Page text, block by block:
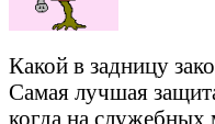
Какой в задницу
Самая лучшая
когда на